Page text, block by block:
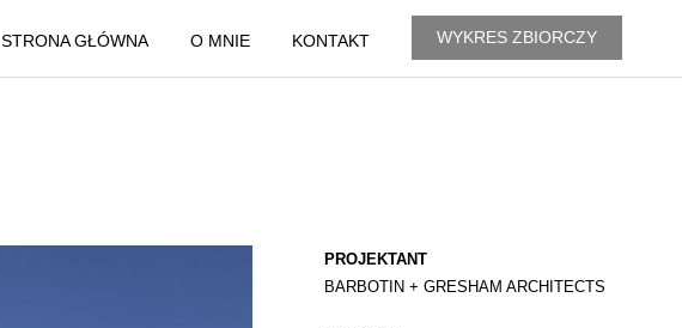
STRONA GŁÓWNA O MNIE KONTAKT WYKRES ZBIORCZY
PROJEKTANT
BARBOTIN + GRESHAM ARCHITECTS